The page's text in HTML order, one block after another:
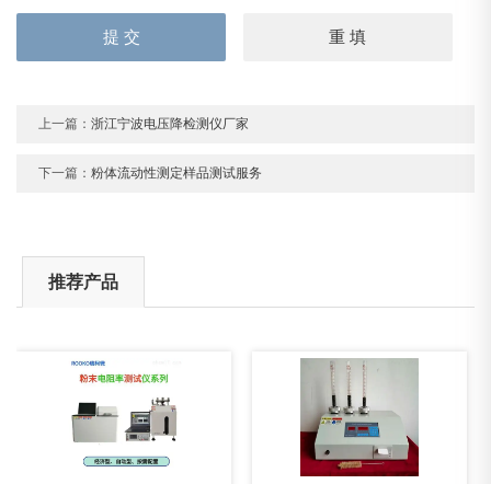
上一篇：浙江宁波电压降检测仪厂家
下一篇：粉体流动性测定样品测试服务
推荐产品